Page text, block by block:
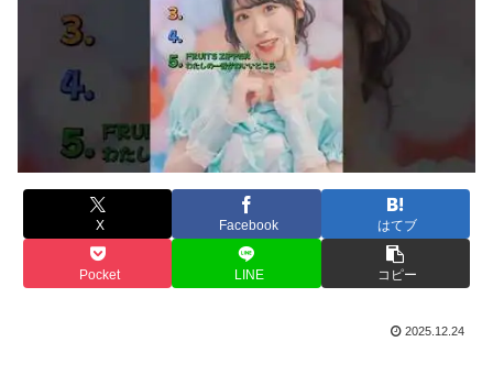
X Facebook はてブ
Pocket LINE コピー
2025.12.24